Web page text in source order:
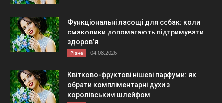
Функціональні ласощі для собак: коли
смаколики допомагають підтримувати
здоров’я
Різне 04.08.2026
Квітково-фруктові нішеві парфуми: як
обрати компліментарні духи з
королівським шлейфом